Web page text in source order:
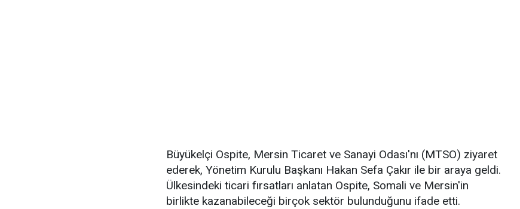
Büyükelçi Ospite, Mersin Ticaret ve Sanayi Odası'nı (MTSO) ziyaret
ederek, Yönetim Kurulu Başkanı Hakan Sefa Çakır ile bir araya geldi.
Ülkesindeki ticari fırsatları anlatan Ospite, Somali ve Mersin'in
birlikte kazanabileceği birçok sektör bulunduğunu ifade etti.